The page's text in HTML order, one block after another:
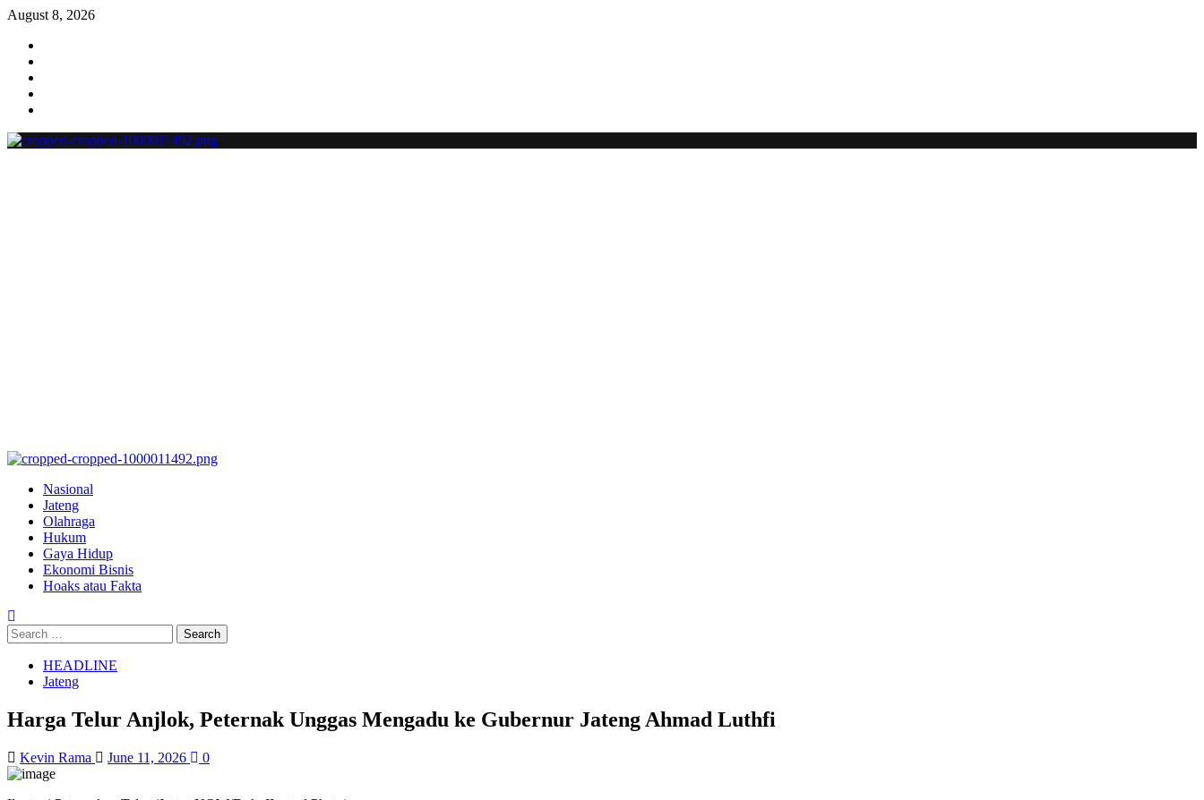
August 8, 2026
Nasional
Jateng
Olahraga
Hukum
Gaya Hidup
Ekonomi Bisnis
Hoaks atau Fakta
HEADLINE
Jateng
Harga Telur Anjlok, Peternak Unggas Mengadu ke Gubernur Jateng Ahmad Luthfi
Kevin Rama June 11, 2026 0